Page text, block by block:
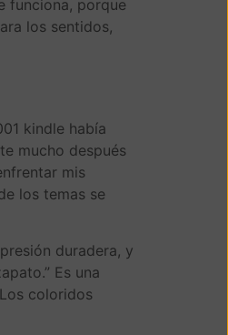
funciona, porque
los sentidos,
kindle había
mucho después
mis
los temas se
duradera, y
Es una
coloridos